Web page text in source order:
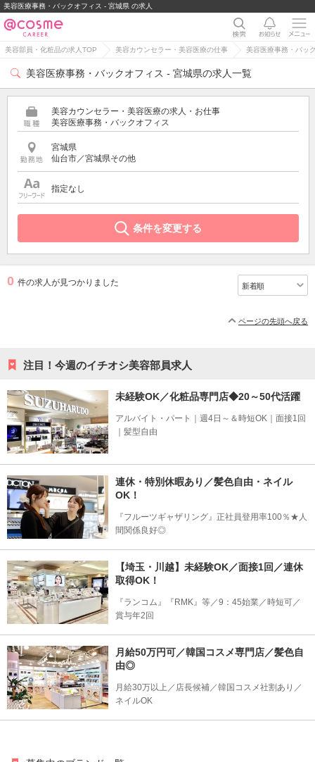
美容医療事務・バックオフィス - 宮城県 の求人
美容部員・化粧品の求人TOP 美容カウンセラー・美容医療の仕事 美容医療事務・バッ
美容医療事務・バックオフィス - 宮城県の求人一覧
美容カウンセラー・美容医療の求人・お仕事
美容医療事務・バックオフィス
宮城県
仙台市／宮城県その他
指定なし
条件を変更する
0 件の求人が見つかりました
ページの先頭へ戻る
注目！今週のイチオシ美容部員求人
未経験OK／化粧品専門店◆20～50代活躍
アルバイト・パート｜週4日～＆時短OK｜面接1回
｜髪型自由
連休・特別休暇あり／髪色自由・ネイル
OK！
『フルーツギャザリング』正社員登用率100％★人
間関係良好◎
【埼玉・川越】未経験OK／面接1回／連休
取得OK！
『ランコム』『RMK』等／9：45始業／時短可／
賞与年2回
月給50万円可／韓国コスメ専門店／髪色自
由◎
月給30万以上／店長候補／韓国コスメ社割あり／
ネイルOK